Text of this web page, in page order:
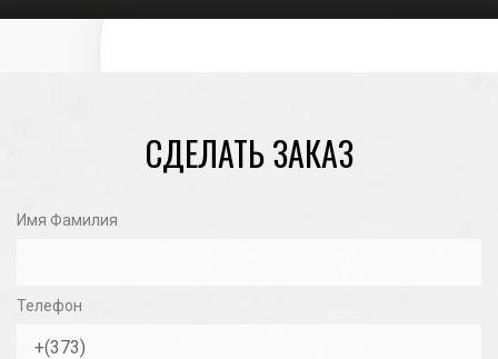
СДЕЛАТЬ ЗАКАЗ
Имя Фамилия
Телефон